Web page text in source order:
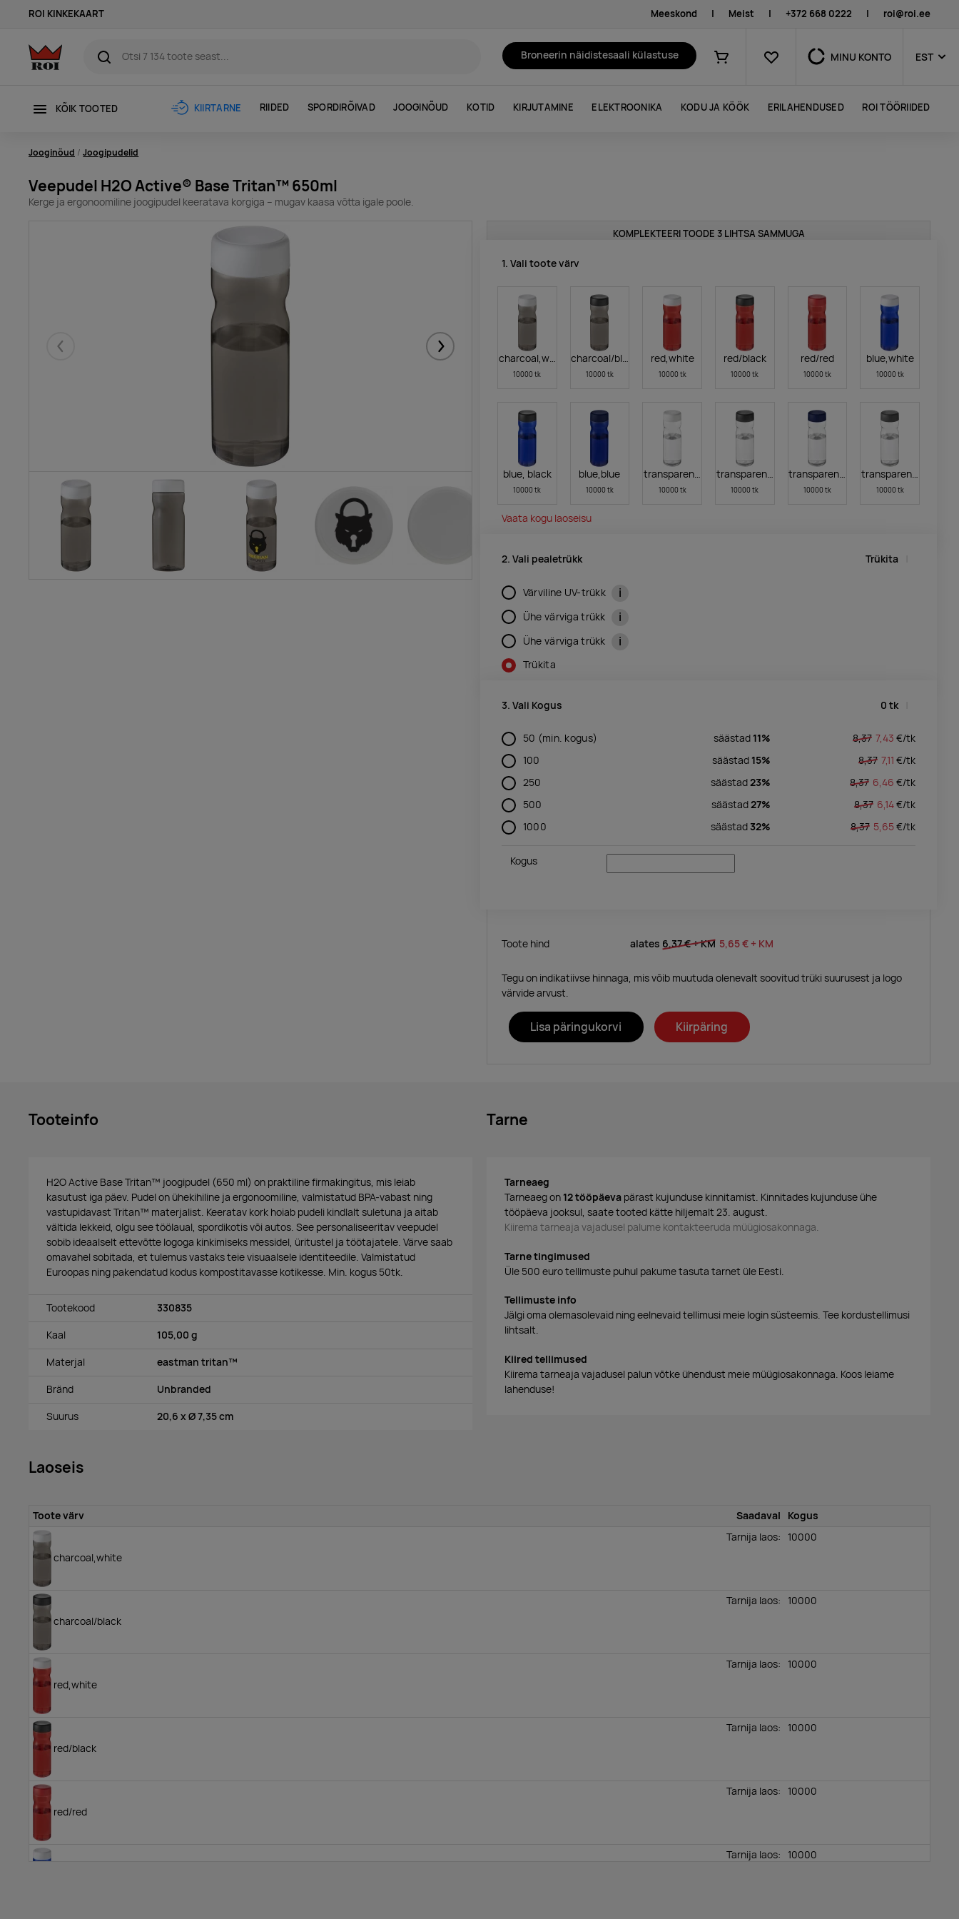
ROI KINKEKAART Meeskond | Meist | +372 668 0222 | roi@roi.ee
Broneerin näidistesaali külastuse
Ostukorv
Lemmikud MINU KONTO EST
KÕIK TOOTED KIIRTARNE RIIDED SPORDIRÕIVAD JOOGINÕUD KOTID KIRJUTAMINE ELEKTROONIKA KODU JA KÖÖK ERILAHENDUSED ROI TÖÖRIIDED
Jooginõud Joogipudelid
Veepudel H2O Active® Base Tritan™ 650ml
Kerge ja ergonoomiline joogipudel keeratava korgiga – mugav kaasa võtta igale poole.
Eelmised Järgmised
KOMPLEKTEERI TOODE 3 LIHTSA SAMMUGA
1. Vali toote värv
charcoal,white
10000 tk
charcoal/black
10000 tk
red,white
10000 tk
red/black
10000 tk
red/red
10000 tk
blue,white
10000 tk
blue, black
10000 tk
blue,blue
10000 tk
transparent clear,white
10000 tk
transparentclearblack
10000 tk
transparent clear,blue
10000 tk
transparent
10000 tk
Vaata kogu laoseisu
2. Vali pealetrükk Trükita
Värviline UV-trükk i
Ühe värviga trükk i
Ühe värviga trükk i
Trükita
3. Vali Kogus 0 tk
50 (min. kogus) säästad 11% 8,37 7,43 €/tk
100
säästad 15% 8,37 7,11 €/tk
250
säästad23% 8,37 6,46 €/tk
500
säästad27% 8,37 6,14€/tk
1000
säästad 32% 8,37 5,65€/tk
Kogus
Toote hind alates 6,37 €+ KM 5,65 € + KM
Tegu on indikatiivse hinnaga, mis võib muutuda olenevalt soovitud trüki suurusest ja logo
värvide arvust.
Lisa päringukorvi Kiirpäring
Tooteinfo
H2O Active Base Tritan™ joogipudel (650 ml) on praktiline firmakingitus, mis leiab
kasutust iga päev. Pudel on ühekihiline ja ergonoomiline, valmistatud BPA-vabast ning
vastupidavast Tritan™ materjalist. Keeratav kork hoiab pudeli kindlalt suletuna ja aitab
vältida lekkeid, olgu see töölaual, spordikotis või autos. See personaliseeritav veepudel
sobib ideaalselt ettevõtte logoga kinkimiseks messidel, üritustel ja töötajatele. Värve saab
omavahel sobitada, et tulemus vastaks teie visuaalsele identiteedile. Valmistatud
Euroopas ning pakendatud kodus kompostitavasse kotikesse. Min. kogus 50tk.
Tootekood 330835
Kaal 105,00 g
Materjal eastman tritan™
Bränd Unbranded
Suurus 20,6 x Ø 7,35 cm
Tarne
Tarneaeg
Tarneaeg on 12 tööpäeva pärast kujunduse kinnitamist. Kinnitades kujunduse ühe
tööpäeva jooksul, saate tooted kätte hiljemalt 23. august.
Kiirema tarneaja vajadusel palume kontakteeruda müügiosakonnaga.
Tarne tingimused
Üle 500 euro tellimuste puhul pakume tasuta tarnet üle Eesti.
Tellimuste info
Jälgi oma olemasolevaid ning eelnevaid tellimusi meie login süsteemis. Tee kordustellimusi
lihtsalt.
Kiired tellimused
Kiirema tarneaja vajadusel palun võtke ühendust meie müügiosakonnaga. Koos leiame
lahenduse!
Laoseis
Toote värv Saadaval Kogus
charcoal,white
Tarnija laos: 10000
charcoal/black
Tarnija laos: 10000
red,white
Tarnija laos: 10000
red/black
Tarnija laos: 10000
red/red
Tarnija laos: 10000
Tarnija laos: 10000